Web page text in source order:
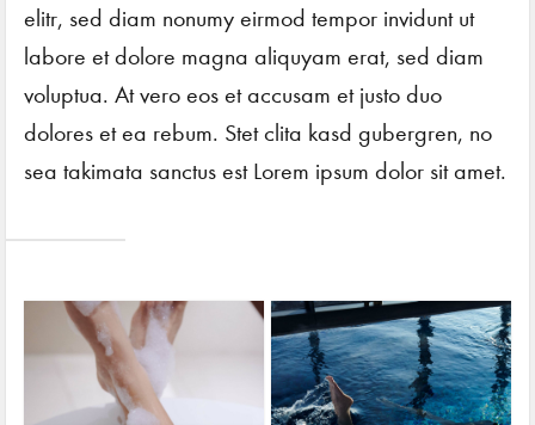
elitr, sed diam nonumy eirmod tempor invidunt ut
labore et dolore magna aliquyam erat, sed diam
voluptua. At vero eos et accusam et justo duo
dolores et ea rebum. Stet clita kasd gubergren, no
sea takimata sanctus est Lorem ipsum dolor sit amet.